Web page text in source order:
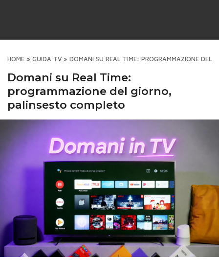
HOME » GUIDA TV » DOMANI SU REAL TIME: PROGRAMMAZIONE DEL
Domani su Real Time:
programmazione del giorno,
palinsesto completo